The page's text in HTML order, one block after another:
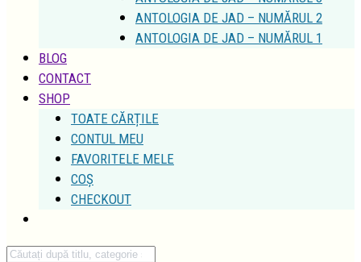
ANTOLOGIA DE JAD – NUMĂRUL 2
ANTOLOGIA DE JAD – NUMĂRUL 1
BLOG
CONTACT
SHOP
TOATE CĂRȚILE
CONTUL MEU
FAVORITELE MELE
COȘ
CHECKOUT